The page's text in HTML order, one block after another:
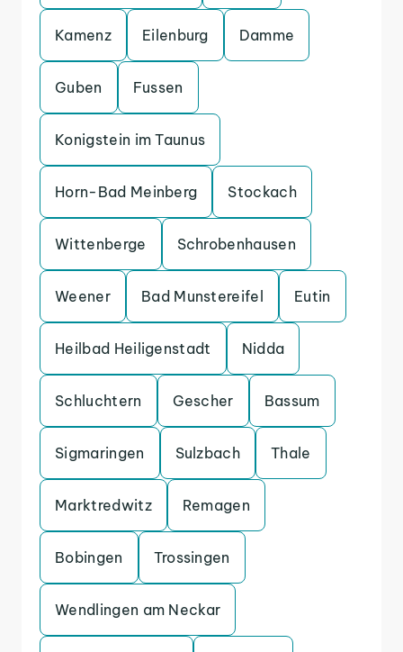
Kamenz Eilenburg Damme
Guben Fussen
Konigstein im Taunus
Horn-Bad Meinberg Stockach
Wittenberge Schrobenhausen
Weener Bad Munstereifel Eutin
Heilbad Heiligenstadt Nidda
Schluchtern Gescher Bassum
Sigmaringen Sulzbach Thale
Marktredwitz Remagen
Bobingen Trossingen
Wendlingen am Neckar